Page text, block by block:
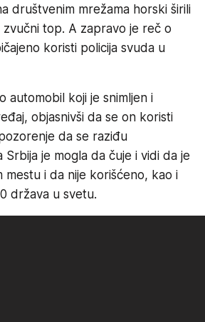
društvenim mrežama horski širili
top. A zapravo je reč o
koristi policija svuda u
automobil koji je snimljen i
objasnivši da se on koristi
da se raziđu
Srbija je mogla da čuje i vidi da je
mestu i da nije korišćeno, kao i
država u svetu.